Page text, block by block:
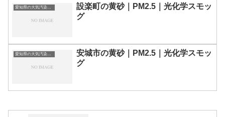
愛知県の大気汚染・PM2.5・黄砂・エアロゾルの数値
設楽町の黄砂｜PM2.5｜光化学スモッ
グ
愛知県の大気汚染・PM2.5・黄砂・エアロゾルの数値
安城市の黄砂｜PM2.5｜光化学スモッ
グ